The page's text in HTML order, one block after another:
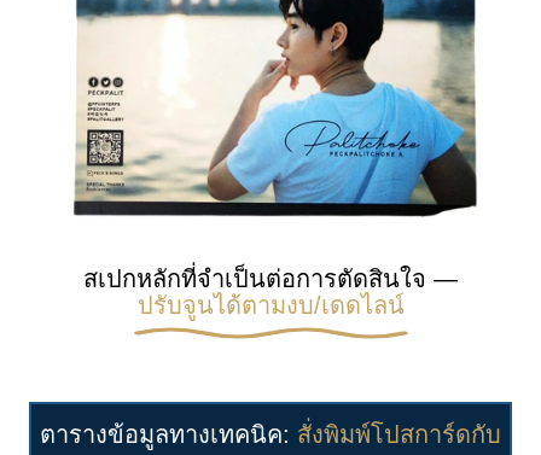
สเปกหลักที่จำเป็นต่อการตัดสินใจ —
ปรับจูนได้ตามงบ/เดดไลน์
ตารางข้อมูลทางเทคนิค: สั่งพิมพ์โปสการ์ดกับ